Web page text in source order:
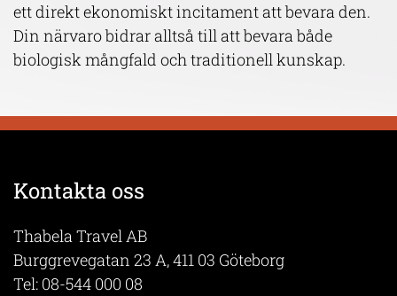
ett direkt ekonomiskt incitament att bevara den.
Din närvaro bidrar alltså till att bevara både
biologisk mångfald och traditionell kunskap.
Kontakta oss
Thabela Travel AB
Burggrevegatan 23 A, 411 03 Göteborg
Tel: 08-544 000 08